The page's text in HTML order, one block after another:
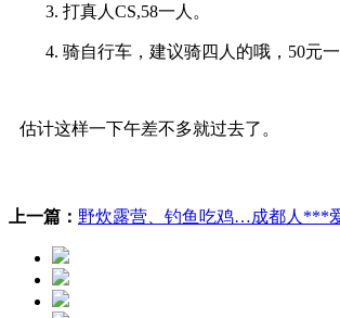
打真人CS,58一人。
骑自行车，建议骑四人的哦，50元一
估计这样一下午差不多就过去了。
上一篇： 野炊露营、钓鱼吃鸡…成都人***